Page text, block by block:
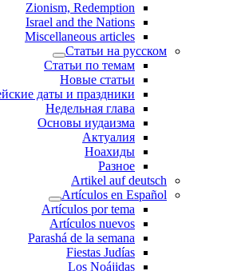
Zionism, Redemption
Israel and the Nations
Miscellaneous articles
Статьи на русском
Статьи по темам
Новые статьи
даты и праздники
Недельная глава
Основы иудаизма
Актуалия
Ноахиды
Разное
Artikel auf deutsch
Artículos en Español
Artículos por tema
Artículos nuevos
Parashá de la semana
Fiestas Judías
Los Noájidas